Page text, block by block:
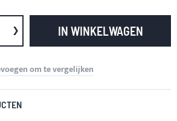
IN WINKELWAGEN
om te vergelijken